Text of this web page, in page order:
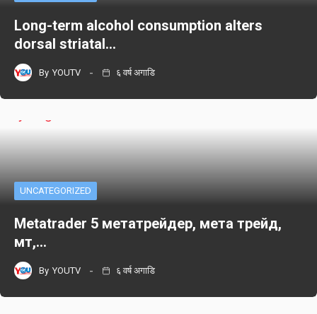
Long-term alcohol consumption alters
dorsal striatal…
By YOUTV ६ वर्ष अगाडि
UNCATEGORIZED
Metatrader 5 метатрейдер, мета трейд,
мт,…
By YOUTV ६ वर्ष अगाडि